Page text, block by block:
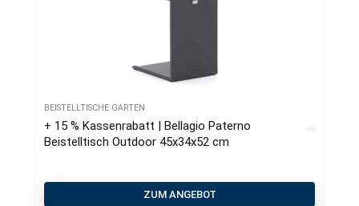
BEISTELLTISCHE GARTEN
+ 15 % Kassenrabatt | Bellagio Paterno
Beistelltisch Outdoor 45x34x52 cm
ZUM ANGEBOT